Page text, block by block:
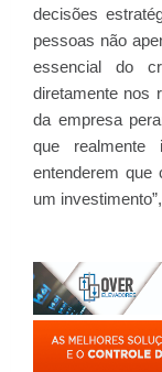
decisões
pessoas não
essencial do
diretamente nos
da empresa
que realmente
entenderem que
um